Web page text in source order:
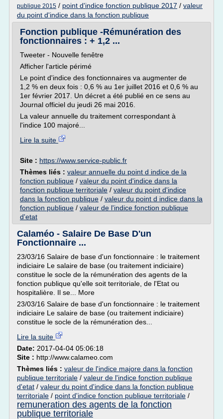
publique 2015 / point d'indice fonction publique 2017 / valeur
du point d'indice dans la fonction publique
Fonction publique -Rémunération des
fonctionnaires : + 1,2 ...
Tweeter - Nouvelle fenêtre
Afficher l'article périmé
Le point d'indice des fonctionnaires va augmenter de
1,2 % en deux fois : 0,6 % au 1er juillet 2016 et 0,6 % au
1er février 2017. Un décret a été publié en ce sens au
Journal officiel du jeudi 26 mai 2016.
La valeur annuelle du traitement correspondant à
l'indice 100 majoré...
Lire la suite
Site : https://www.service-public.fr
Thèmes liés : valeur annuelle du point d indice de la
fonction publique / valeur du point d'indice dans la
fonction publique territoriale / valeur du point d'indice
dans la fonction publique / valeur du point d indice dans la
fonction publique / valeur de l'indice fonction publique
d'etat
Calaméo - Salaire De Base D'un
Fonctionnaire ...
23/03/16 Salaire de base d'un fonctionnaire : le traitement
indiciaire Le salaire de base (ou traitement indiciaire)
constitue le socle de la rémunération des agents de la
fonction publique qu'elle soit territoriale, de l'Etat ou
hospitalière. Il se... More
23/03/16 Salaire de base d'un fonctionnaire : le traitement
indiciaire Le salaire de base (ou traitement indiciaire)
constitue le socle de la rémunération des...
Lire la suite
Date: 2017-04-04 05:06:18
Site : http://www.calameo.com
Thèmes liés : valeur de l'indice majore dans la fonction
publique territoriale / valeur de l'indice fonction publique
d'etat / valeur du point d'indice dans la fonction publique
territoriale / point d'indice fonction publique territoriale /
remuneration des agents de la fonction
publique territoriale